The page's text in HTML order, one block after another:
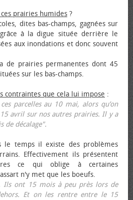
prairies humides ?
dites bas-champs, gagnées sur
à la digue située derrière le
aux inondations et donc souvent
de prairies permanentes dont 45
sur les bas-champs.
contraintes que cela lui impose :
parcelles au 10 mai, alors qu’on
avril sur nos autres prairies. Il y a
de décalage".
le temps il existe des problèmes
Effectivement ils présentent
ce qui oblige à certaines
n'y met que les bœufs.
Ils ont 15 mois à peu près lors de
Et on les rentre entre le 15